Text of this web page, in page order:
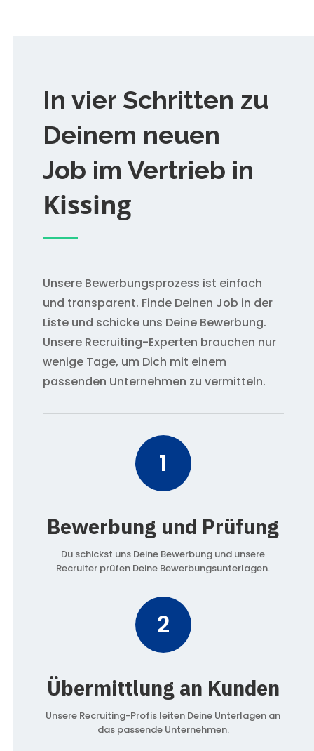
In vier Schritten zu
Deinem neuen
Job im Vertrieb in
Kissing
Unsere Bewerbungsprozess ist einfach
und transparent. Finde Deinen Job in der
Liste und schicke uns Deine Bewerbung.
Unsere Recruiting-Experten brauchen nur
wenige Tage, um Dich mit einem
passenden Unternehmen zu vermitteln.
1
Bewerbung und Prüfung
Du schickst uns Deine Bewerbung und unsere
Recruiter prüfen Deine Bewerbungsunterlagen.
2
Übermittlung an Kunden
Unsere Recruiting-Profis leiten Deine Unterlagen an
das passende Unternehmen.